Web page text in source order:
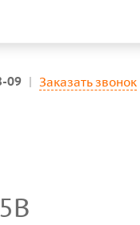
09 | Заказать звонок